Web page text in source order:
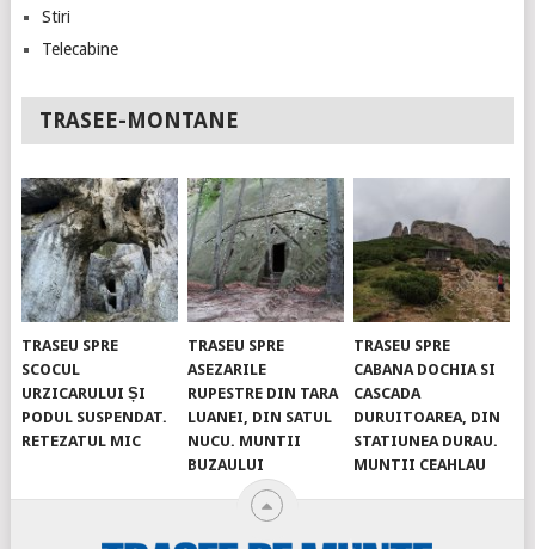
Stiri
Telecabine
TRASEE-MONTANE
TRASEU SPRE
SCOCUL
URZICARULUI ȘI
PODUL SUSPENDAT.
RETEZATUL MIC
TRASEU SPRE
ASEZARILE
RUPESTRE DIN TARA
LUANEI, DIN SATUL
NUCU. MUNTII
BUZAULUI
TRASEU SPRE
CABANA DOCHIA SI
CASCADA
DURUITOAREA, DIN
STATIUNEA DURAU.
MUNTII CEAHLAU